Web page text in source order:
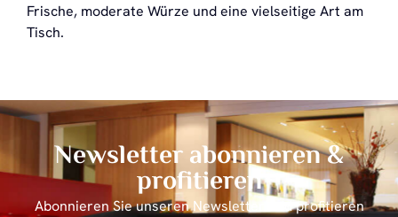
Frische, moderate Würze und eine vielseitige Art am
Tisch.
Newsletter abonnieren &
profitieren
Abonnieren Sie unseren Newsletter und profitieren